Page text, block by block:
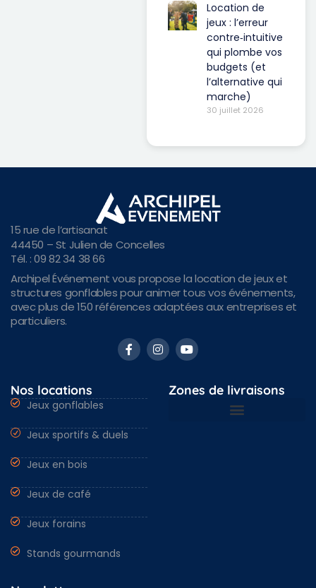
Location de
jeux : l’erreur
contre‑intuitive
qui plombe vos
budgets (et
l’alternative qui
marche)
30 juillet 2026
15 rue de l’artisanat
44450 – St Julien de Concelles
Tél. : 09 82 34 38 66
Archipel Événement vous propose la location de jeux et
structures gonflables pour animer tous vos événements,
avec plus de 150 références adaptées aux entreprises et
particuliers.
Nos locations
Jeux gonflables
Jeux sportifs & duels
Jeux en bois
Jeux de café
Jeux forains
Stands gourmands
Zones de livraisons